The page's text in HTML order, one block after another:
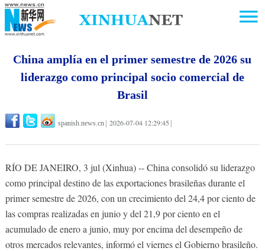
China amplía en el primer semestre de 2026 su
liderazgo como principal socio comercial de
Brasil
spanish.news.cn 2026-07-04 12:29:45
RÍO DE JANEIRO, 3 jul (Xinhua) -- China consolidó su liderazgo
como principal destino de las exportaciones brasileñas durante el
primer semestre de 2026, con un crecimiento del 24,4 por ciento de
las compras realizadas en junio y del 21,9 por ciento en el
acumulado de enero a junio, muy por encima del desempeño de
otros mercados relevantes, informó el viernes el Gobierno brasileño.